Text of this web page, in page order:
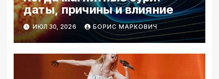
даты, причины и влияние
ИЮЛ 30, 2026 БОРИС МАРКОВИЧ